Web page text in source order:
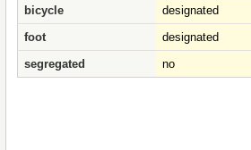
bicycle
designated
foot
designated
segregated
no